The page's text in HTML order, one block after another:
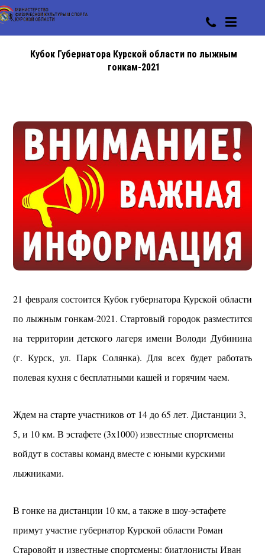
Кубок Губернатора Курской области по лыжным
гонкам-2021
21 февраля состоится Кубок губернатора Курской области
по лыжным гонкам-2021. Стартовый городок разместится
на территории детского лагеря имени Володи Дубинина
(г. Курск, ул. Парк Солянка). Для всех будет работать
полевая кухня с бесплатными кашей и горячим чаем.
Ждем на старте участников от 14 до 65 лет. Дистанции 3,
5, и 10 км. В эстафете (3х1000) известные спортсмены
войдут в составы команд вместе с юными курскими
лыжниками.
В гонке на дистанции 10 км, а также в шоу-эстафете
примут участие губернатор Курской области Роман
Старовойт и известные спортсмены: биатлонисты Иван